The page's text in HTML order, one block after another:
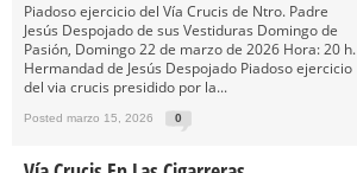
Piadoso ejercicio del Vía Crucis de Ntro. Padre
Jesús Despojado de sus Vestiduras Domingo de
Pasión, Domingo 22 de marzo de 2026 Hora: 20 h.
Hermandad de Jesús Despojado Piadoso ejercicio
del via crucis presidido por la...
Posted marzo 15, 2026 0